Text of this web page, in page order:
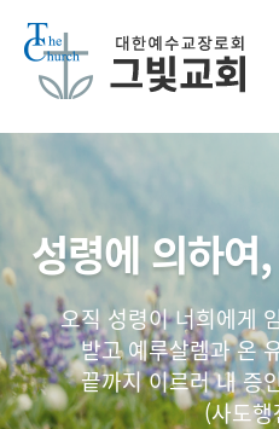
성령에 의하여
오직 성령이 너희에게
받고 예루살렘과 온
끝까지 이르러 내 증
(사도